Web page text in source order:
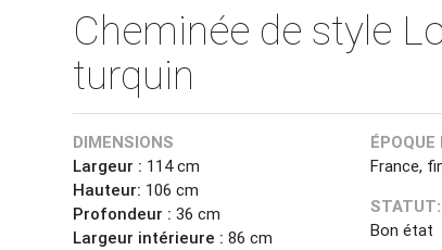
Cheminée de style
turquin
DIMENSIONS
Largeur : 114 cm
Hauteur: 106 cm
Profondeur : 36 cm
Largeur intérieure :86 cm
France,
STATUT:
Bon état